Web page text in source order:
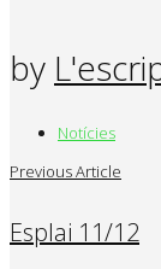
by
Notícies
Previous Article
Esplai 11/12